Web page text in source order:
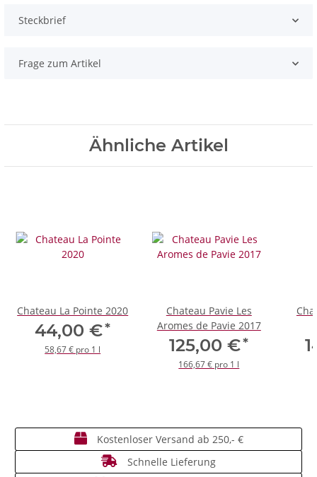
Steckbrief
Frage zum Artikel
Ähnliche Artikel
Chateau La Pointe 2020
44,00 €*
58,67 € pro 1 l
Chateau Pavie Les
Aromes de Pavie 2017
125,00 €*
166,67 € pro 1 l
Kostenloser Versand ab 250,- €
Schnelle Lieferung